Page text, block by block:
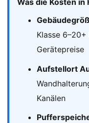
Was die Kosten
Klasse
Gerätepreise
Aufstellort
Kanälen